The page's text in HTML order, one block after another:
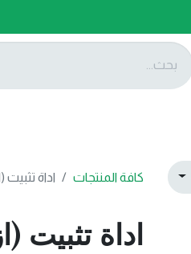
كافة المنتجات اداة
اداة تثبيت